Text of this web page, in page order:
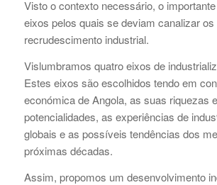
Visto o contexto necessário, o
eixos pelos quais se deviam canalizar
recrudescimento industrial.
Vislumbramos quatro eixos de
Estes eixos são escolhidos tendo em
económica de Angola, as suas riquezas e
potencialidades, as experiências de
globais e as possíveis tendências dos
próximas décadas.
Assim, propomos um desenvolvimento